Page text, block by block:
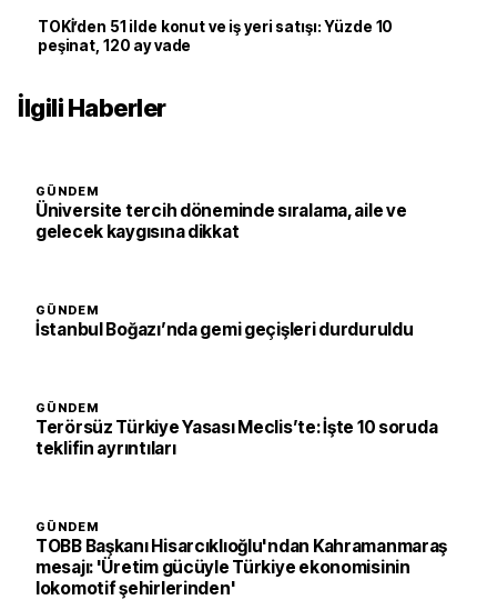
TOKİ’den 51 ilde konut ve iş yeri satışı: Yüzde 10
peşinat, 120 ay vade
İlgili Haberler
GÜNDEM
Üniversite tercih döneminde sıralama, aile ve
gelecek kaygısına dikkat
GÜNDEM
İstanbul Boğazı’nda gemi geçişleri durduruldu
GÜNDEM
Terörsüz Türkiye Yasası Meclis’te: İşte 10 soruda
teklifin ayrıntıları
GÜNDEM
TOBB Başkanı Hisarcıklıoğlu'ndan Kahramanmaraş
mesajı: 'Üretim gücüyle Türkiye ekonomisinin
lokomotif şehirlerinden'